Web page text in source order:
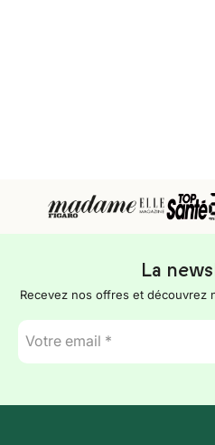
La
Recevez nos offres et découvrez
E-
mail
*